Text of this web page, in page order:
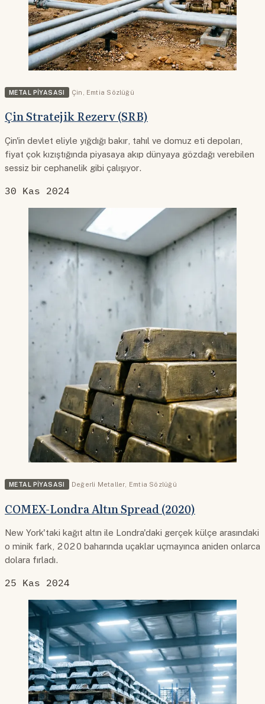
METAL PIYASASI Çin Emtia Sözlüğü
Çin Stratejik Rezerv (SRB)
Çin'in devlet eliyle yığdığı bakır, tahıl ve domuz eti depoları,
fiyat çok kızıştığında piyasaya akıp dünyaya gözdağı verebilen
sessiz bir cephanelik gibi çalışıyor.
30 Kas 2024
METAL PIYASASI Değerli Metaller Emtia Sözlüğü
COMEX-Londra Altın Spread (2020)
New York'taki kağıt altın ile Londra'daki gerçek külçe arasındaki
o minik fark, 2020 baharında uçaklar uçmayınca aniden onlarca
dolara fırladı.
25 Kas 2024